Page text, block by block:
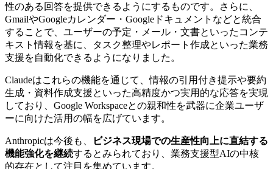
性のある回答を提供できるようにするものです。さらに、
GmailやGoogleカレンダー・Googleドキュメントなどと統合
することで、ユーザーの予定・メール・文書といったコンテ
キスト情報を基に、タスク整理やレポート作成といった業務
支援を自動化できるようになりました。
Claudeはこれらの機能を通じて、情報の引用付き提示や要約
生成・資料作成支援といった高精度かつ実用的な応答を実現
しており、Google Workspaceとの親和性を武器に企業ユーザ
ーに向けた活用の幅を広げています。
Anthropicは今後も、
ビジネス現場での生産性向上に直結する
機能強化を継続するとみられており、業務支援型AIの中核
的存在として注目を集めています。